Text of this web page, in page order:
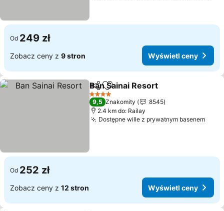
Od 249 zł
Zobacz ceny z 9 stron Wyświetl ceny
Udostępnij
Dodaj do ulubionych
Ban Sainai Resort
4 Kategoria
9,5 Znakomity
8545
2.4 km do: Railay
Dostępne wille z prywatnym basenem
Od 252 zł
Zobacz ceny z 12 stron Wyświetl ceny